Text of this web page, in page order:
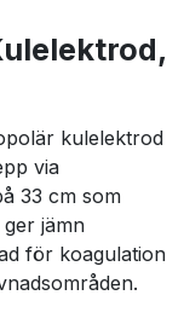
kulelektrod
via
33 cm som
jämn
för koagulation